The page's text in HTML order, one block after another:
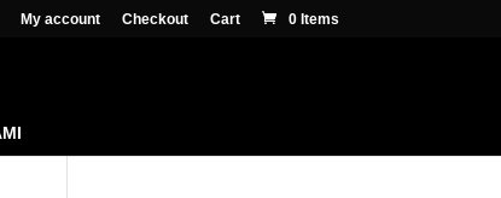
My account Checkout Cart 0 Items